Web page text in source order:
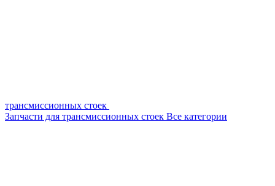
трансмиссионных стоек
Запчасти для трансмиссионных стоек Все категории